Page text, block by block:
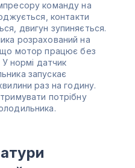
команду на
контакти
двигун зупиняється.
розрахований на
мотор працює без
У нормі датчик
запускає
раз на годину.
потрібну